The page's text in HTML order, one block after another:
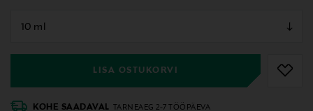
LISA OSTUKORVI
KOHE SAADAVAL TARNEAEG 2-7 TÖÖPÄEVA